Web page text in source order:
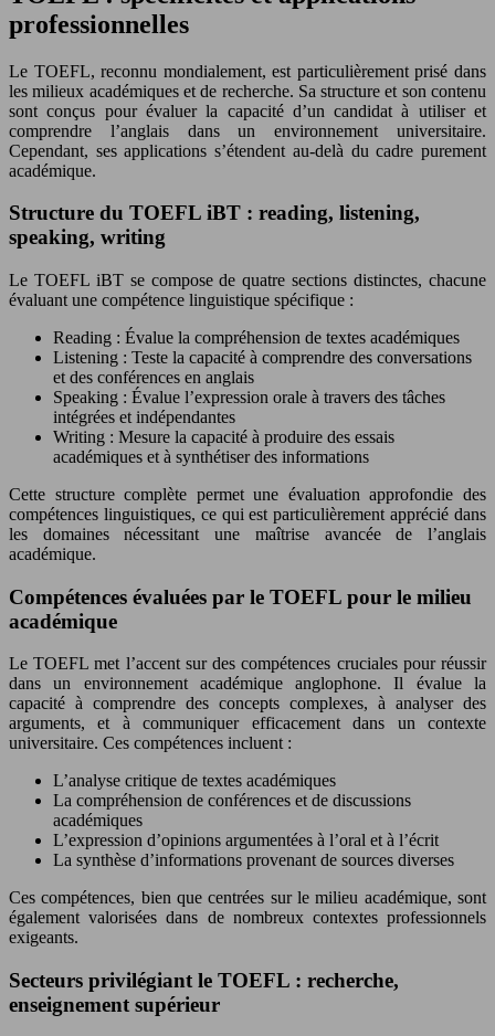
professionnelles
Le TOEFL, reconnu mondialement, est particulièrement prisé dans
les milieux académiques et de recherche. Sa structure et son contenu
sont conçus pour évaluer la capacité d’un candidat à utiliser et
comprendre l’anglais dans un environnement universitaire.
Cependant, ses applications s’étendent au-delà du cadre purement
académique.
Structure du TOEFL iBT : reading, listening,
speaking, writing
Le TOEFL iBT se compose de quatre sections distinctes, chacune
évaluant une compétence linguistique spécifique :
Reading : Évalue la compréhension de textes académiques
Listening : Teste la capacité à comprendre des conversations
et des conférences en anglais
Speaking : Évalue l’expression orale à travers des tâches
intégrées et indépendantes
Writing : Mesure la capacité à produire des essais
académiques et à synthétiser des informations
Cette structure complète permet une évaluation approfondie des
compétences linguistiques, ce qui est particulièrement apprécié dans
les domaines nécessitant une maîtrise avancée de l’anglais
académique.
Compétences évaluées par le TOEFL pour le milieu
académique
Le TOEFL met l’accent sur des compétences cruciales pour réussir
dans un environnement académique anglophone. Il évalue la
capacité à comprendre des concepts complexes, à analyser des
arguments, et à communiquer efficacement dans un contexte
universitaire. Ces compétences incluent :
L’analyse critique de textes académiques
La compréhension de conférences et de discussions
académiques
L’expression d’opinions argumentées à l’oral et à l’écrit
La synthèse d’informations provenant de sources diverses
Ces compétences, bien que centrées sur le milieu académique, sont
également valorisées dans de nombreux contextes professionnels
exigeants.
Secteurs privilégiant le TOEFL : recherche,
enseignement supérieur